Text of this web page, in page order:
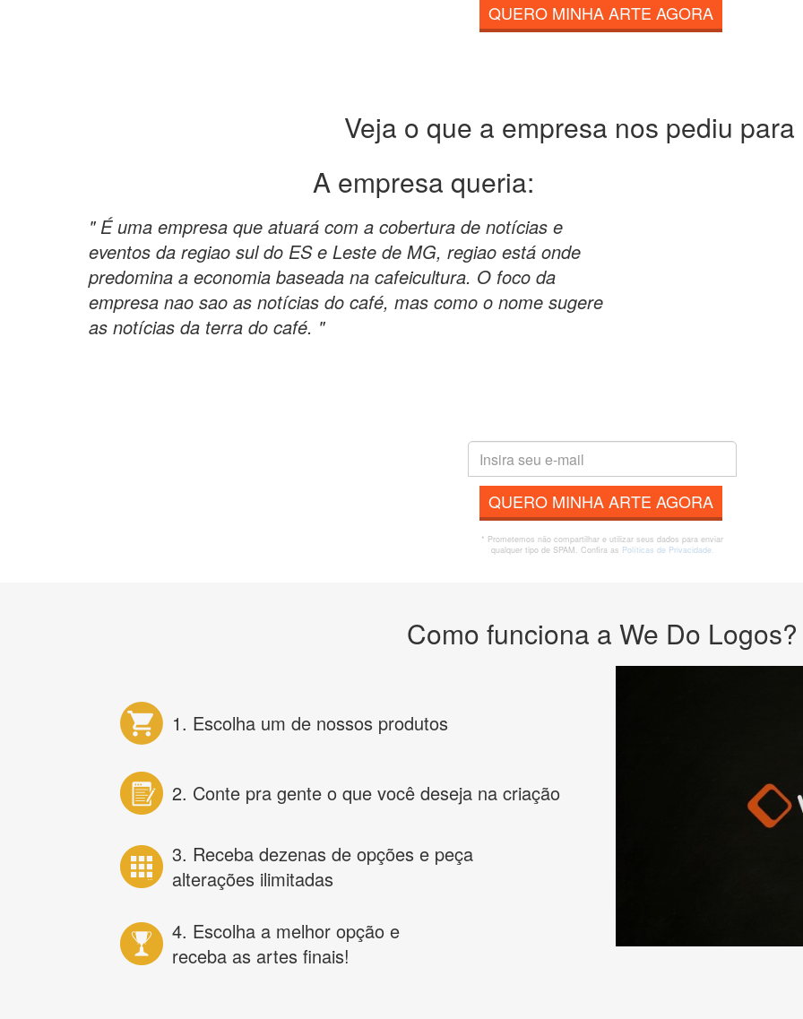
QUERO MINHA ARTE AGORA
Veja o que a empresa nos pediu para
A empresa queria:
" É uma empresa que atuará com a cobertura de notícias e
eventos da regiao sul do ES e Leste de MG, regiao está onde
predomina a economia baseada na cafeicultura. O foco da
empresa nao sao as notícias do café, mas como o nome sugere
as notícias da terra do café. "
QUERO MINHA ARTE AGORA
* Prometemos não compartilhar e utilizar seus dados para enviar
qualquer tipo de SPAM. Confira as Políticas de Privacidade.
Como funciona a We Do Logos?
1. Escolha um de nossos produtos
2. Conte pra gente o que você deseja na criação
3. Receba dezenas de opções e peça
alterações ilimitadas
4. Escolha a melhor opção e
receba as artes finais!